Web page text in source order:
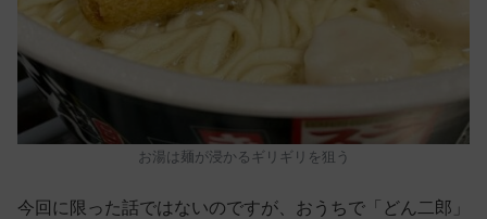
お湯は麺が浸かるギリギリを狙う
今回に限った話ではないのですが、おうちで「どん二郎」